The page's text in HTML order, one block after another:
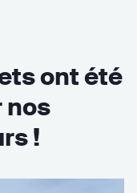
ont été
nos
!